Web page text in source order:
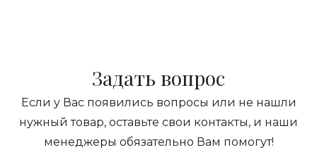
Задать вопрос
Если у Вас появились вопросы или не нашли
нужный товар, оставьте свои контакты, и наши
менеджеры обязательно Вам помогут!